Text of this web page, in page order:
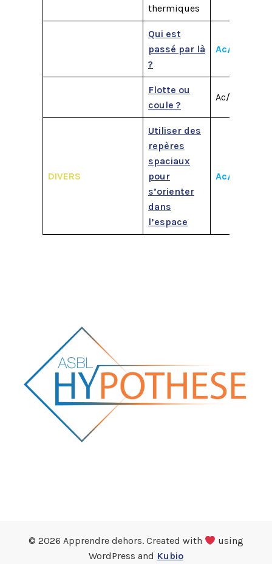
thermiques
Qui est
passé par là
?
Ac/M1
Flotte ou
coule ?
Ac/M1
DIVERS
Utiliser des
repères
spaciaux
pour
s’orienter
dans
l’espace
Ac/M1
© 2026 Apprendre dehors. Created with
using
WordPress and Kubio